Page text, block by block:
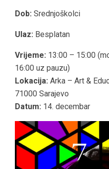
Dob: Srednjoškolci
Ulaz: Besplatan
Vrijeme: 13:00 – 15:00
16:00 uz pauzu)
Lokacija: Arka – Art &
71000 Sarajevo
Datum: 14. decembar